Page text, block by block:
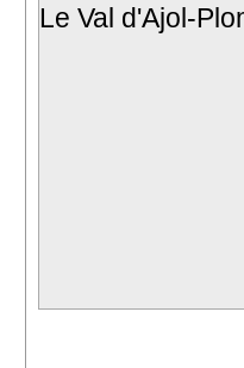
Le Val d'Ajol-